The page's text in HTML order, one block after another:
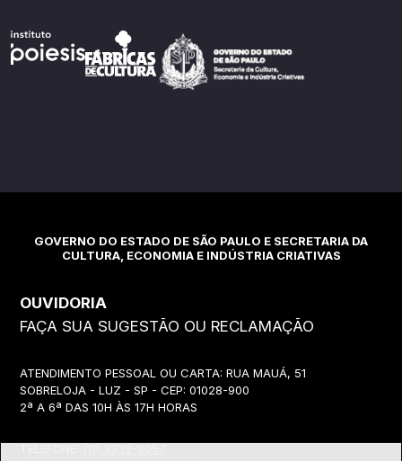
GOVERNO DO ESTADO DE SÃO PAULO E SECRETARIA DA
CULTURA, ECONOMIA E INDÚSTRIA CRIATIVAS
OUVIDORIA
FAÇA SUA SUGESTÃO OU RECLAMAÇÃO
ATENDIMENTO PESSOAL OU CARTA: RUA MAUÁ, 51
SOBRELOJA - LUZ - SP - CEP: 01028-900
2ª A 6ª DAS 10H ÀS 17H HORAS